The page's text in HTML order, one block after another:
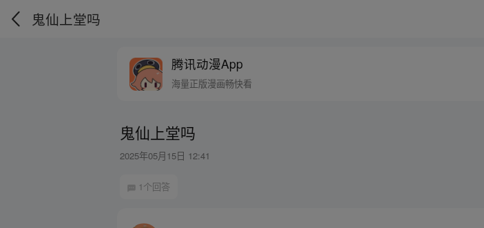
鬼仙上堂吗
腾讯动漫App
海量正版漫画畅快看
鬼仙上堂吗
2025年05月15日 12:41
1个回答